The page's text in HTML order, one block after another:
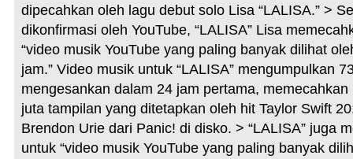
dipecahkan oleh lagu debut solo Lisa “LALISA.” >
dikonfirmasi oleh YouTube, “LALISA” Lisa
“video musik YouTube yang paling banyak dilihat
jam.” Video musik untuk “LALISA” mengumpulkan
mengesankan dalam 24 jam pertama,
juta tampilan yang ditetapkan oleh hit Taylor Swift
Brendon Urie dari Panic! di disko. > “LALISA” juga
untuk “video musik YouTube yang paling banyak